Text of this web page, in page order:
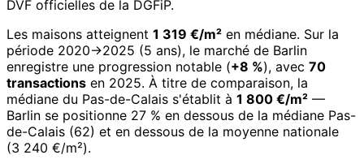
DVF officielles de la DGFiP.
Les maisons atteignent 1 319 €/m² en médiane. Sur la
période 2020→2025 (5 ans), le marché de Barlin
enregistre une progression notable (+8 %), avec 70
transactions en 2025. À titre de comparaison, la
médiane du Pas-de-Calais s'établit à 1 800 €/m² —
Barlin se positionne 27 % en dessous de la médiane Pas-
de-Calais (62) et en dessous de la moyenne nationale
(3 240 €/m²).